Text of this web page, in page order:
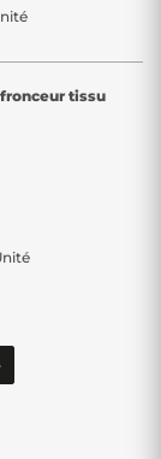
tissu